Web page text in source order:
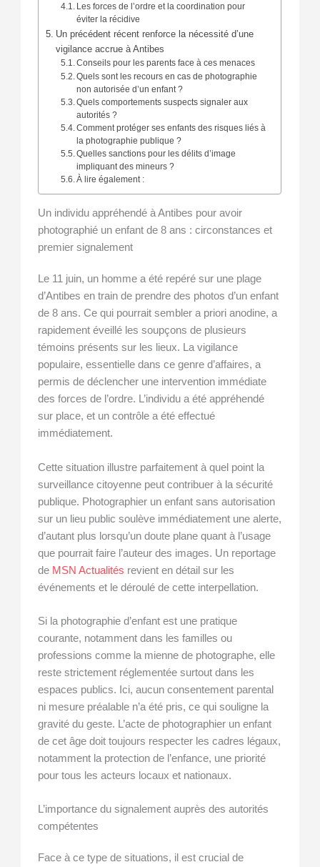
Les forces de l’ordre et la coordination pour
éviter la récidive
Un précédent récent renforce la nécessité d’une
vigilance accrue à Antibes
Conseils pour les parents face à ces menaces
Quels sont les recours en cas de photographie
non autorisée d’un enfant ?
Quels comportements suspects signaler aux
autorités ?
Comment protéger ses enfants des risques liés à
la photographie publique ?
Quelles sanctions pour les délits d’image
impliquant des mineurs ?
À lire également :
Un individu appréhendé à Antibes pour avoir
photographié un enfant de 8 ans : circonstances et
premier signalement
Le 11 juin, un homme a été repéré sur une plage
d’Antibes en train de prendre des photos d’un enfant
de 8 ans. Ce qui pourrait sembler a priori anodine, a
rapidement éveillé les soupçons de plusieurs
témoins présents sur les lieux. La vigilance
populaire, essentielle dans ce genre d’affaires, a
permis de déclencher une intervention immédiate
des forces de l’ordre. L’individu a été appréhendé
sur place, et un contrôle a été effectué
immédiatement.
Cette situation illustre parfaitement à quel point la
surveillance citoyenne peut contribuer à la sécurité
publique. Photographier un enfant sans autorisation
sur un lieu public soulève immédiatement une alerte,
d’autant plus lorsqu’un doute plane quant à l’usage
que pourrait faire l’auteur des images. Un reportage
de MSN Actualités revient en détail sur les
événements et le déroulé de cette interpellation.
Si la photographie d’enfant est une pratique
courante, notamment dans les familles ou
professions comme la mienne de photographe, elle
reste strictement réglementée surtout dans les
espaces publics. Ici, aucun consentement parental
ni mesure préalable n’a été pris, ce qui souligne la
gravité du geste. L’acte de photographier un enfant
de cet âge doit toujours respecter les cadres légaux,
notamment la protection de l’enfance, une priorité
pour tous les acteurs locaux et nationaux.
L’importance du signalement auprès des autorités
compétentes
Face à ce type de situations, il est crucial de